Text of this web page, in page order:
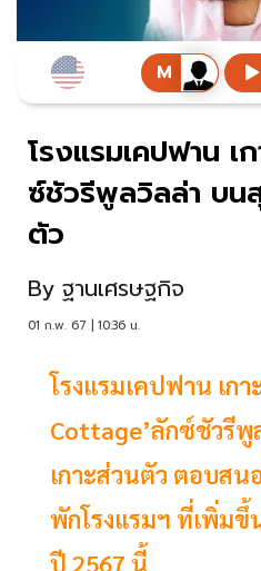
โรงแรมเคปฟาน เ
ซ์ชัวรีพูลวิลล่า บน
ตัว
By ฐานเศรษฐกิจ
01 ก.พ. 67 | 10:36 น.
โรงแรมเคปฟาน เก
Cottage’ลักซ์ชัวรี
เกาะส่วนตัว ตอบสน
พักโรงแรมฯ ที่เพิ่มขึ้
ปี 2567 นี้